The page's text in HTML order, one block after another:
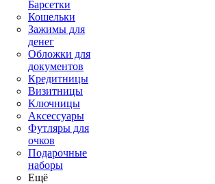
Барсетки
Кошельки
Зажимы для
денег
Обложки для
документов
Кредитницы
Визитницы
Ключницы
Аксессуары
Футляры для
очков
Подарочные
наборы
Ещё